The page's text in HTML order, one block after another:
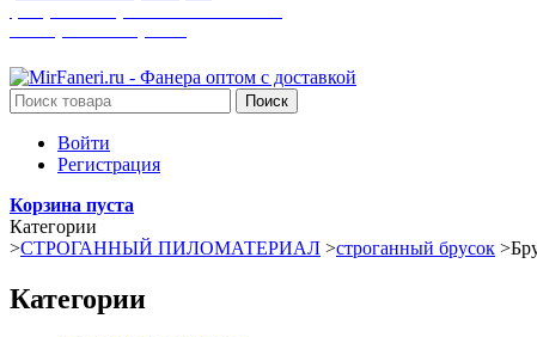
Поиск
Войти
Регистрация
Корзина пуста
Категории
>СТРОГАННЫЙ ПИЛОМАТЕРИАЛ >строганный брусок >
Категории